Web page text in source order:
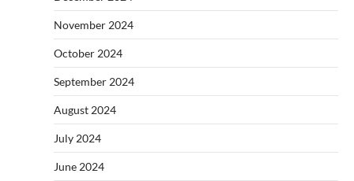
November 2024
October 2024
September 2024
August 2024
July 2024
June 2024